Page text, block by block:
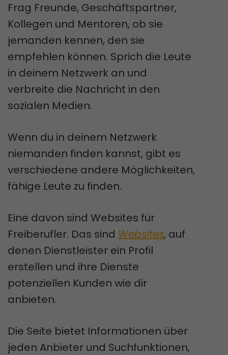
Frag Freunde, Geschäftspartner,
Kollegen und Mentoren, ob sie
jemanden kennen, den sie
empfehlen können. Sprich die Leute
in deinem Netzwerk an und
verbreite die Nachricht in den
sozialen Medien.
Wenn du in deinem Netzwerk
niemanden finden kannst, gibt es
verschiedene andere Möglichkeiten,
fähige Leute zu finden.
Eine davon sind Websites für
Freiberufler. Das sind Websites, auf
denen Dienstleister ein Profil
erstellen und ihre Dienste
potenziellen Kunden wie dir
anbieten.
Die Seite bietet Informationen über
jeden Anbieter und Suchfunktionen,